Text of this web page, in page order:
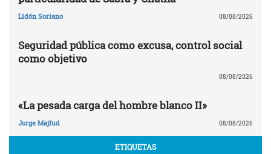
Lidón Soriano 08/08/2026
Seguridad pública como excusa, control social
como objetivo
08/08/2026
«La pesada carga del hombre blanco II»
Jorge Majfud 08/08/2026
ETIQUETAS